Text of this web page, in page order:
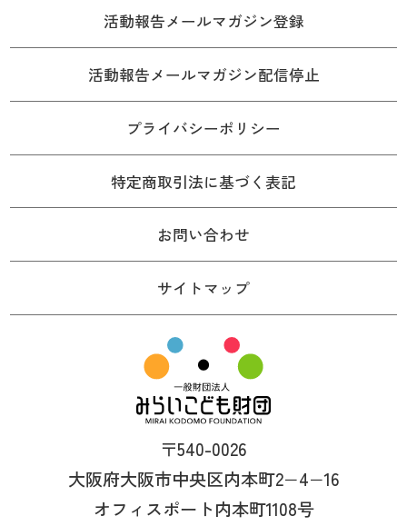
活動報告メールマガジン登録
活動報告メールマガジン配信停止
プライバシーポリシー
特定商取引法に基づく表記
お問い合わせ
サイトマップ
〒540-0026
大阪府大阪市中央区内本町2−4−16
オフィスポート内本町1108号